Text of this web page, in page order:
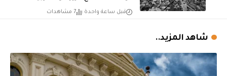
قبل ساعة واحدة 7 مشاهدات
شاهد المزيد..